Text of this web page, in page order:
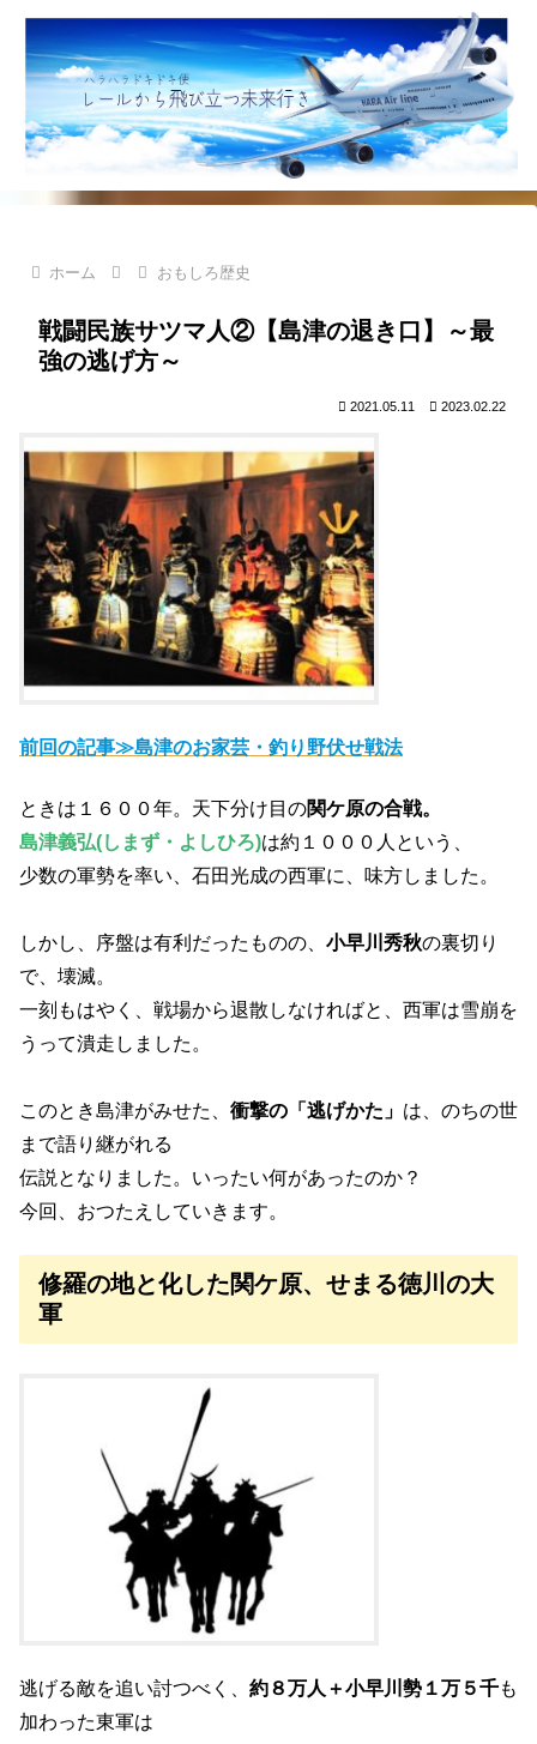
ホーム おもしろ歴史
戦闘民族サツマ人②【島津の退き口】～最
強の逃げ方～
2021.05.11 2023.02.22
前回の記事≫島津のお家芸・釣り野伏せ戦法
ときは１６００年。天下分け目の関ケ原の合戦。
島津義弘(しまず・よしひろ)は約１０００人という、
少数の軍勢を率い、石田光成の西軍に、味方しました。
しかし、序盤は有利だったものの、 小早川秀秋の裏切り
で、壊滅。
一刻もはやく、戦場から退散しなければと、西軍は雪崩を
うって潰走しました。
このとき島津がみせた、 衝撃の「逃げかた」 は、のちの世
まで語り継がれる
伝説となりました。いったい何があったのか？
今回、おつたえしていきます。
修羅の地と化した関ケ原、せまる徳川の大
軍
逃げる敵を追い討つべく、 約８万人＋小早川勢１万５千も
加わった東軍は